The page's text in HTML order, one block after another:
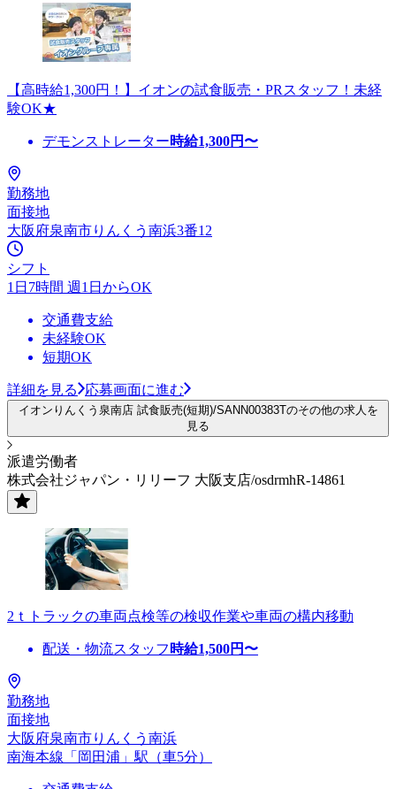
【高時給1,300円！】イオンの試食販売・PRスタッフ！未経
験OK★
デモンストレーター時給1,300円〜
勤務地
面接地
大阪府泉南市りんくう南浜3番12
シフト
1日7時間 週1日からOK
交通費支給
未経験OK
短期OK
詳細を見る 応募画面に進む
イオンりんくう泉南店 試食販売(短期)/SANN00383Tのその他の求人を
見る
派遣労働者
株式会社ジャパン・リリーフ 大阪支店/osdrmhR-14861
2ｔトラックの車両点検等の検収作業や車両の構内移動
配送・物流スタッフ 時給1,500円〜
勤務地
面接地
大阪府泉南市りんくう南浜
南海本線「岡田浦」駅（車5分）